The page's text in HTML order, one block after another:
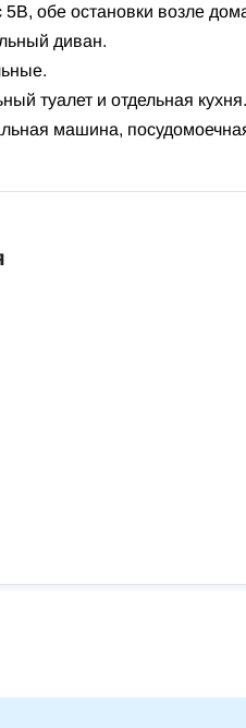
обе остановки возле
диван.
туалет и отдельная кухня.
машина,